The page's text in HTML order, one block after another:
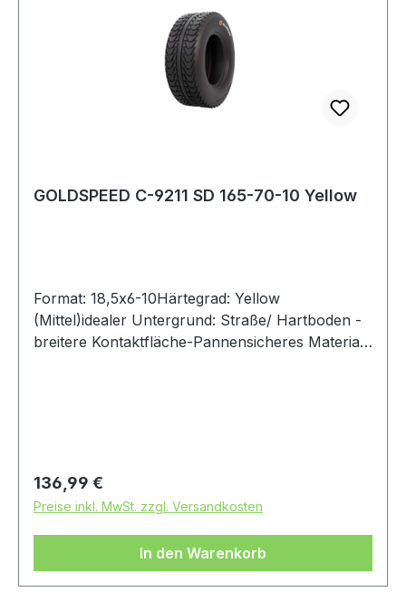
GOLDSPEED C-9211 SD 165-70-10 Yellow
Format: 18,5x6-10Härtegrad: Yellow
(Mittel)idealer Untergrund: Straße/ Hartboden -
breitere Kontaktfläche-Pannensicheres Material
Regulärer Preis:
136,99 €
Preise inkl. MwSt. zzgl. Versandkosten
In den Warenkorb